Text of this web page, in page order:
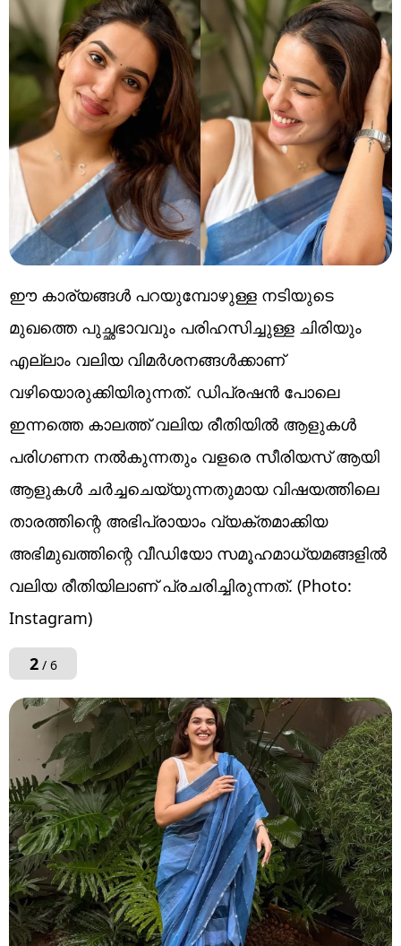
ഈ കാര്യങ്ങൾ പറയുമ്പോഴുള്ള നടിയുടെ
മുഖത്തെ പുച്ഛഭാവവും പരിഹസിച്ചുള്ള ചിരിയും
എല്ലാം വലിയ വിമർശനങ്ങൾക്കാണ്
വഴിയൊരുക്കിയിരുന്നത്. ഡിപ്രഷൻ പോലെ
ഇന്നത്തെ കാലത്ത് വലിയ രീതിയിൽ ആളുകൾ
പരിഗണന നൽകുന്നതും വളരെ സീരിയസ് ആയി
ആളുകൾ ചർച്ചചെയ്യുന്നതുമായ വിഷയത്തിലെ
താരത്തിന്റെ അഭിപ്രായാം വ്യക്തമാക്കിയ
അഭിമുഖത്തിന്റെ വീഡിയോ സമൂഹമാധ്യമങ്ങളിൽ
വലിയ രീതിയിലാണ് പ്രചരിച്ചിരുന്നത്. (Photo:
Instagram)
2/ 6